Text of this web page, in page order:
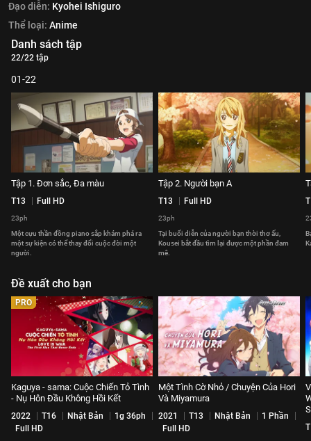
Đạo diễn: Kyohei Ishiguro
Thể loại: Anime
Danh sách tập
22/22 tập
01-22
Tập 1. Đơn sắc, Đa màu
T13 Full HD
23ph
Một cựu thần đồng piano sắp khám phá ra
một sự kiện có thể thay đổi cuộc đời một
người.
Tập 2. Người bạn A
T13 Full HD
23ph
Tại buổi diễn của người bạn thời thơ ấu,
Kousei bắt đầu tìm lại được một phần đam
mê.
Đề xuất cho bạn
PRO
Kaguya - sama: Cuộc Chiến Tỏ Tình
- Nụ Hôn Đầu Không Hồi Kết
2022 T16 Nhật Bản
1g 36ph
Full HD
Một Tình Cờ Nhỏ / Chuyện Của Hori
Và Miyamura
2021 T13 Nhật Bản
1 Phần
Full HD